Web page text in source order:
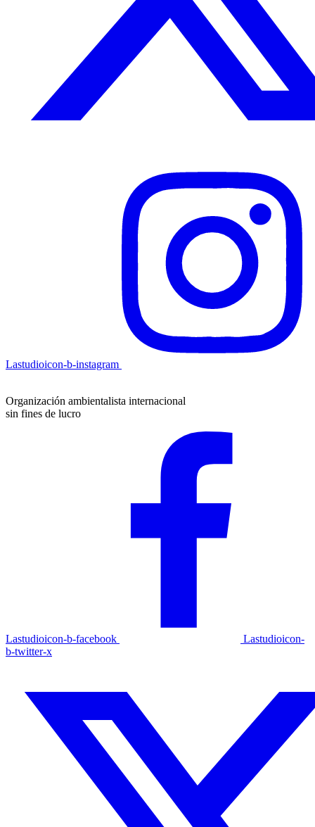
Lastudioicon-b-instagram
Organización ambientalista internacional
sin fines de lucro
Lastudioicon-b-facebook
Lastudioicon-
b-twitter-x